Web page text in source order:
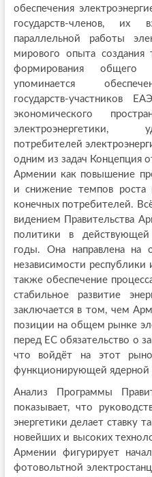
обеспечения
государств-членов, их
параллельной работы
мирового опыта
формирования общего
упоминается
государств-участников
экономического
электроэнергетики,
потребителей
одним из задач Концепция
Армении как повышение
и снижение темпов роста
конечных потребителей.
видением Правительства
политики в
годы. Она направлена на
независимости
также обеспечение
стабильное развитие
заключается в том, чем
позиции на общем рынке
перед ЕС обязательство о
что войдёт на этот
функционирующей ядерной
Анализ Программы
показывает, что
энергетики делает ставку
новейших и высоких
Армении фигурирует
фотовольтной